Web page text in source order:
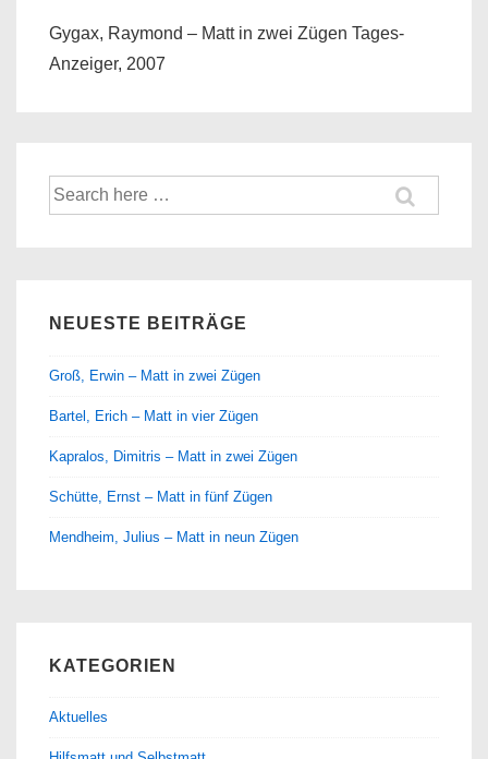
Gygax, Raymond – Matt in zwei Zügen Tages-
Anzeiger, 2007
Suche
nach:
NEUESTE BEITRÄGE
Groß, Erwin – Matt in zwei Zügen
Bartel, Erich – Matt in vier Zügen
Kapralos, Dimitris – Matt in zwei Zügen
Schütte, Ernst – Matt in fünf Zügen
Mendheim, Julius – Matt in neun Zügen
KATEGORIEN
Aktuelles